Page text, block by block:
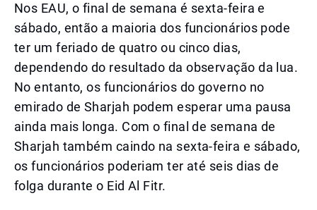
Nos EAU, o final de semana é sexta-feira e
sábado, então a maioria dos funcionários pode
ter um feriado de quatro ou cinco dias,
dependendo do resultado da observação da lua.
No entanto, os funcionários do governo no
emirado de Sharjah podem esperar uma pausa
ainda mais longa. Com o final de semana de
Sharjah também caindo na sexta-feira e sábado,
os funcionários poderiam ter até seis dias de
folga durante o Eid Al Fitr.